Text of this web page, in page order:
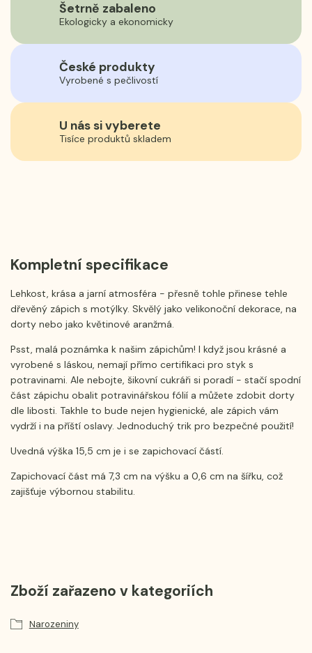
Šetrně zabaleno
Ekologicky a ekonomicky
České produkty
Vyrobené s pečlivostí
U nás si vyberete
Tisíce produktů skladem
Kompletní specifikace
Lehkost, krása a jarní atmosféra - přesně tohle přinese tehle
dřevěný zápich s motýlky. Skvělý jako velikonoční dekorace, na
dorty nebo jako květinové aranžmá.
Psst, malá poznámka k našim zápichům! I když jsou krásné a
vyrobené s láskou, nemají přímo certifikaci pro styk s
potravinami. Ale nebojte, šikovní cukráři si poradí - stačí spodní
část zápichu obalit potravinářskou fólií a můžete zdobit dorty
dle libosti. Takhle to bude nejen hygienické, ale zápich vám
vydrží i na příští oslavy. Jednoduchý trik pro bezpečné použití!
Uvedná výška 15,5 cm je i se zapichovací částí.
Zapichovací část má 7,3 cm na výšku a 0,6 cm na šířku, což
zajišťuje výbornou stabilitu.
Zboží zařazeno v kategoriích
Narozeniny